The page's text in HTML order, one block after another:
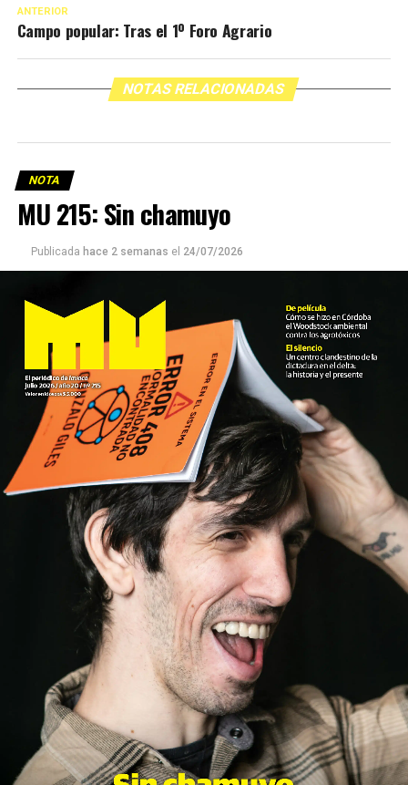
ANTERIOR
Campo popular: Tras el 1º Foro Agrario
NOTAS RELACIONADAS
NOTA
MU 215: Sin chamuyo
Publicada hace 2 semanas el 24/07/2026